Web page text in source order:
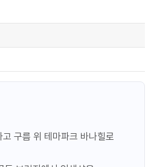
구름 위 테마파크 바나힐로